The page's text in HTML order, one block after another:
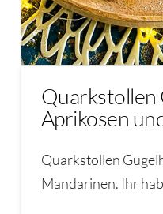
Quarkstollen
Aprikosen
Quarkstollen
Mandarinen. Ihr